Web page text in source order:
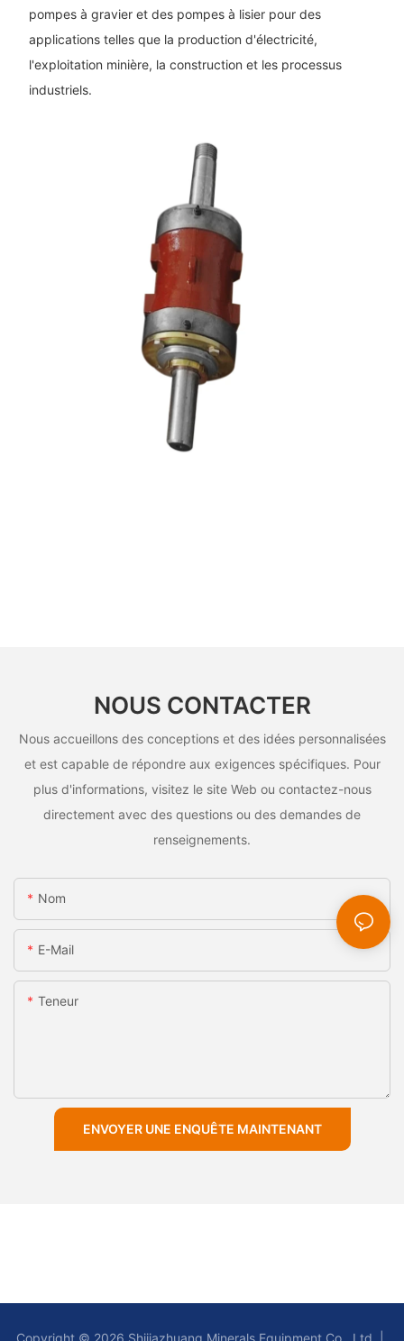
pompes à gravier et des pompes à lisier pour des
applications telles que la production d'électricité,
l'exploitation minière, la construction et les processus
industriels.
NOUS CONTACTER
Nous accueillons des conceptions et des idées personnalisées
et est capable de répondre aux exigences spécifiques. Pour
plus d'informations, visitez le site Web ou contactez-nous
directement avec des questions ou des demandes de
renseignements.
Nom
E-Mail
Teneur
ENVOYER UNE ENQUÊTE MAINTENANT
Copyright © 2026 Shijiazhuang Minerals Equipment Co., Ltd |